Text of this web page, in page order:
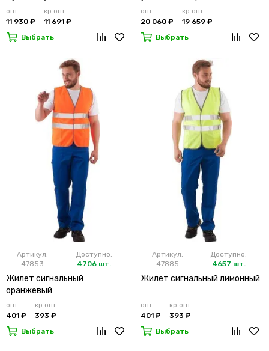
оранжевый с п/к
опт
11 930 ₽
кр.опт
11 691 ₽
Выбрать
опт
20 060 ₽
кр.опт
19 659 ₽
Выбрать
Артикул:
47853
Доступно:
4706 шт.
Жилет сигнальный
оранжевый
опт
401 ₽
кр.опт
393 ₽
Выбрать
Артикул:
47885
Доступно:
4657 шт.
Жилет сигнальный лимонный
опт
401 ₽
кр.опт
393 ₽
Выбрать